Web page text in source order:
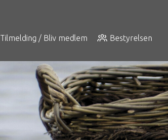
Tilmelding / Bliv medlem Bestyrelsen